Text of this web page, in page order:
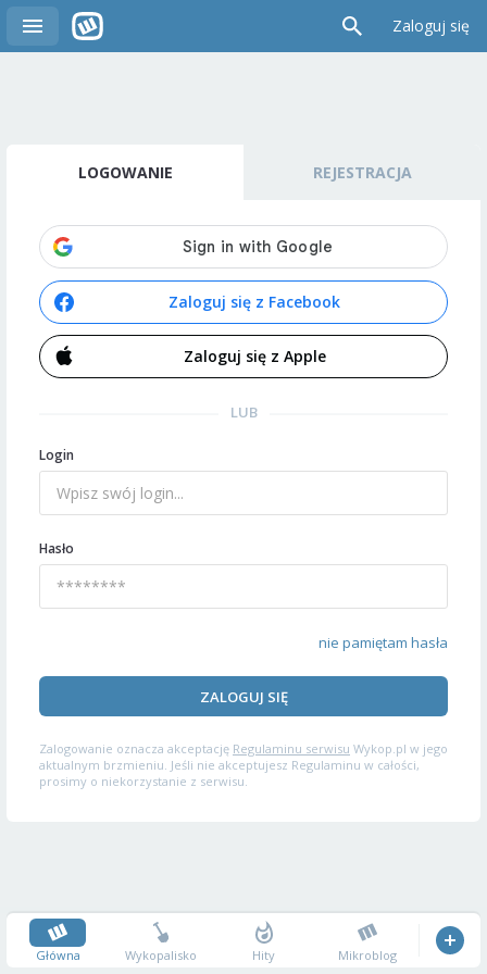
Zaloguj się
LOGOWANIE REJESTRACJA
Zaloguj się z Facebook
Zaloguj się z Apple
LUB
Login
Hasło
nie pamiętam hasła
ZALOGUJ SIĘ
Zalogowanie oznacza akceptację Regulaminu serwisu Wykop.pl w jego
aktualnym brzmieniu. Jeśli nie akceptujesz Regulaminu w całości,
prosimy o niekorzystanie z serwisu.
Główna Wykopalisko Hity Mikroblog